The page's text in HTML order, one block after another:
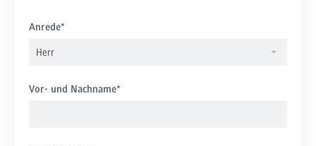
Anrede*
Herr
Vor- und Nachname*